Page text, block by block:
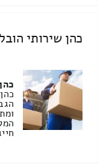
כהן שירותי
חייגו0544945737